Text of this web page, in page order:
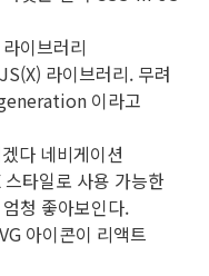
이브러리
라이브러리. 무려
이라고
다 네비게이션
타일로 사용 가능한
청 좋아보인다.
아이콘이 리액트